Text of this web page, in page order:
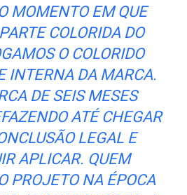
MOMENTO EM QUE
COLORIDA DO
O COLORIDO
INTERNA DA MARCA.
DE SEIS MESES
ATÉ CHEGAR
LEGAL E
APLICAR. QUEM
PROJETO NA ÉPOCA